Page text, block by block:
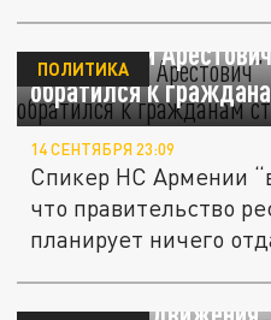
“Армянский
обратился к
ПОЛИТИКА
14 СЕНТЯБРЯ 23:09
Спикер НС Армении
что правительство
планирует ничего